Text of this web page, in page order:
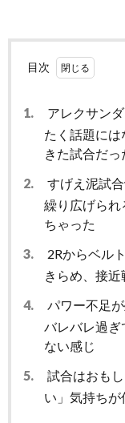
目次
1.
アレクサン
たく話題に
きた試合だっ
2.
すげえ泥試
繰り広げられ
ちゃった
3.
2Rからベル
きらめ、接
4.
パワー不足
バレバレ過
ない感じ
5.
試合はおも
い」気持ち